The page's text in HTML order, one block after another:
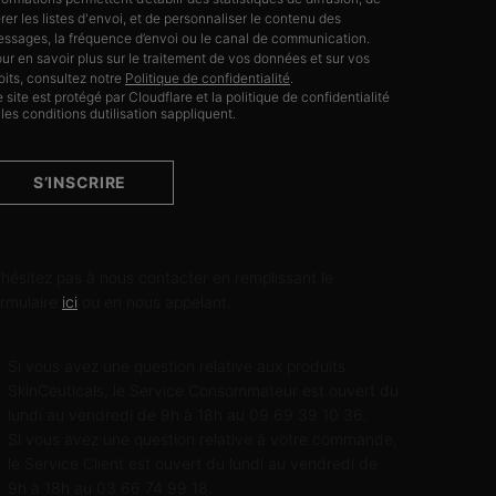
les listes d'envoi, et de personnaliser le contenu des
la fréquence d’envoi ou le canal de communication.
en savoir plus sur le traitement de vos données et sur vos
consultez notre Politique de confidentialité.
site est protégé par Cloudflare et la politique de confidentialité
conditions dutilisation sappliquent.
S’INSCRIRE
ici